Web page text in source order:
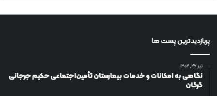
پربازدیدترین پست ها
تیر ۲۶, ۱۴۰۲
نگاهی به امکانات و خدمات بیمارستان تأمین‌اجتماعی حکیم جرجانی
گرگان